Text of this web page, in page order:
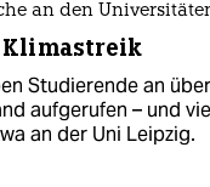
an den
Studierende an
aufgerufen – und
an der Uni Leipzig.